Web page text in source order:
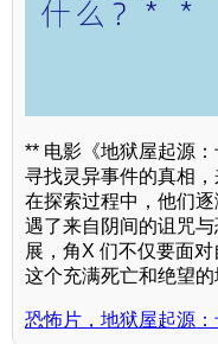
** 电影《地狱屋起源
寻找灵异事件的真相，
在探索过程中，他们
遇了来自阴间的诅咒
展，角X 们不仅要面
这个充满死亡和绝望的
恐怖片，地狱屋起源